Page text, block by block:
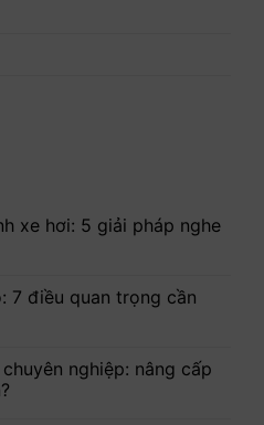
xe hơi: 5 giải pháp nghe
7 điều quan trọng cần
nghiệp: nâng cấp